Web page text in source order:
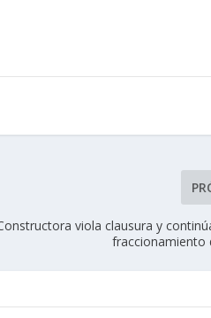
viola clausura y
fraccionamiento